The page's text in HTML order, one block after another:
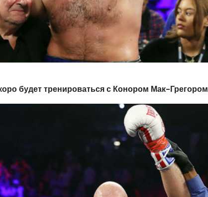
будет тренироваться с Конором Мак-Грегором